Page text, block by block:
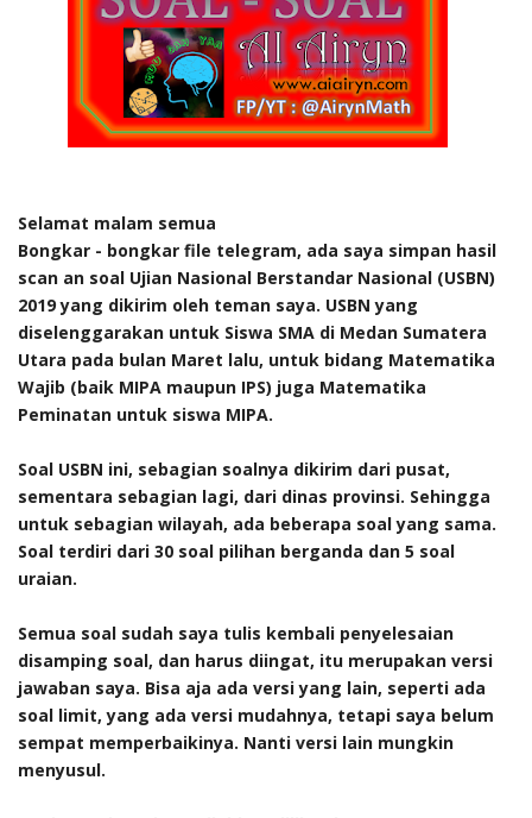
Selamat malam semua
Bongkar - bongkar file telegram, ada saya simpan hasil
scan an soal Ujian Nasional Berstandar Nasional (USBN)
2019 yang dikirim oleh teman saya. USBN yang
diselenggarakan untuk Siswa SMA di Medan Sumatera
Utara pada bulan Maret lalu, untuk bidang Matematika
Wajib (baik MIPA maupun IPS) juga Matematika
Peminatan untuk siswa MIPA.
Soal USBN ini, sebagian soalnya dikirim dari pusat,
sementara sebagian lagi, dari dinas provinsi. Sehingga
untuk sebagian wilayah, ada beberapa soal yang sama.
Soal terdiri dari 30 soal pilihan berganda dan 5 soal
uraian.
Semua soal sudah saya tulis kembali penyelesaian
disamping soal, dan harus diingat, itu merupakan versi
jawaban saya. Bisa aja ada versi yang lain, seperti ada
soal limit, yang ada versi mudahnya, tetapi saya belum
sempat memperbaikinya. Nanti versi lain mungkin
menyusul.